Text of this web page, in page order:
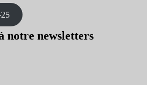
notre newsletters